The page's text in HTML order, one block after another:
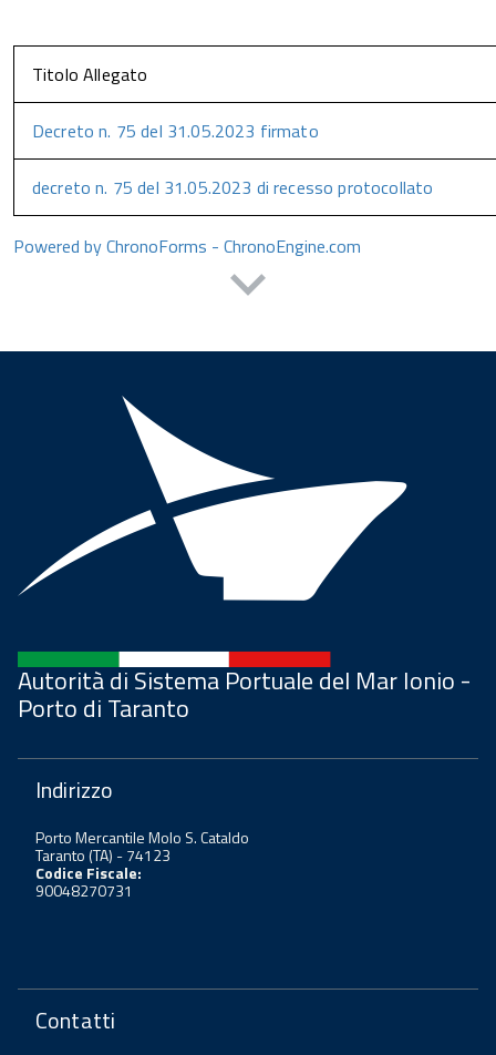
Titolo Allegato
Decreto n. 75 del 31.05.2023 firmato
decreto n. 75 del 31.05.2023 di recesso protocollato
Powered by ChronoForms - ChronoEngine.com
Autorità di Sistema Portuale del Mar Ionio -
Porto di Taranto
Indirizzo
Porto Mercantile Molo S. Cataldo
Taranto (TA) - 74123
Codice Fiscale:
90048270731
Contatti